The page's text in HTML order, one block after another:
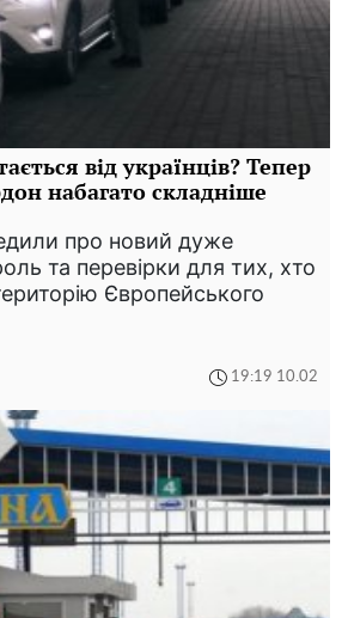
від українців? Тепер
набагато складніше
про новий дуже
та перевірки для тих, хто
Європейського
19:19 10.02